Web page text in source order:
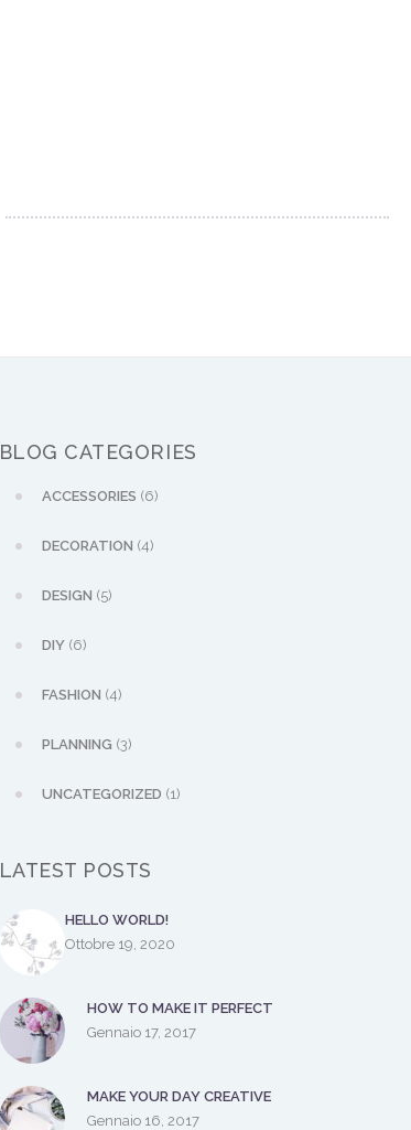
BLOG CATEGORIES
ACCESSORIES (6)
DECORATION (4)
DESIGN (5)
DIY(6)
FASHION (4)
PLANNING (3)
UNCATEGORIZED (1)
LATEST POSTS
HELLO WORLD!
Ottobre 19, 2020
HOW TO MAKE IT PERFECT
Gennaio 17, 2017
MAKE YOUR DAY CREATIVE
Gennaio 16, 2017